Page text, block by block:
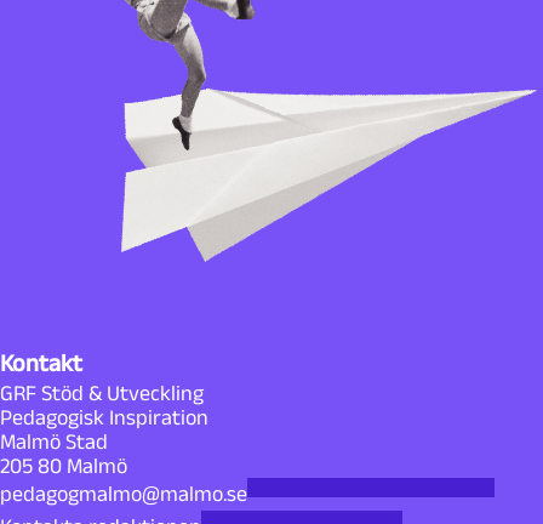
Kontakt
GRF Stöd & Utveckling
Pedagogisk Inspiration
Malmö Stad
205 80 Malmö
pedagogmalmo@malmo.se